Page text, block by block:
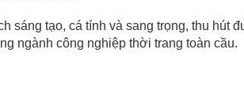
sáng tạo, cá tính và sang trọng, thu hút
ngành công nghiệp thời trang toàn cầu.